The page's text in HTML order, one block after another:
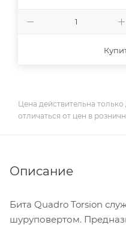
Цена действительна
отличаться от цен в
Описание
Бита Quadro Torsion
шуруповертом.